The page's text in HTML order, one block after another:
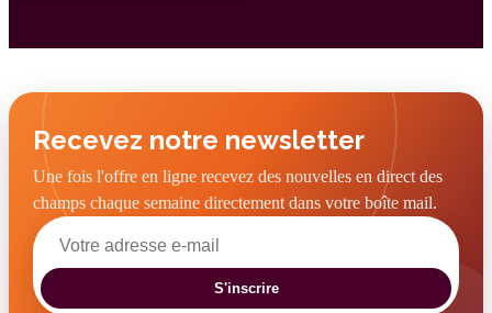
Recevez notre newsletter
Une fois l'offre en ligne recevez des nouvelles en direct des
champs chaque semaine directement dans votre boîte mail.
S'inscrire